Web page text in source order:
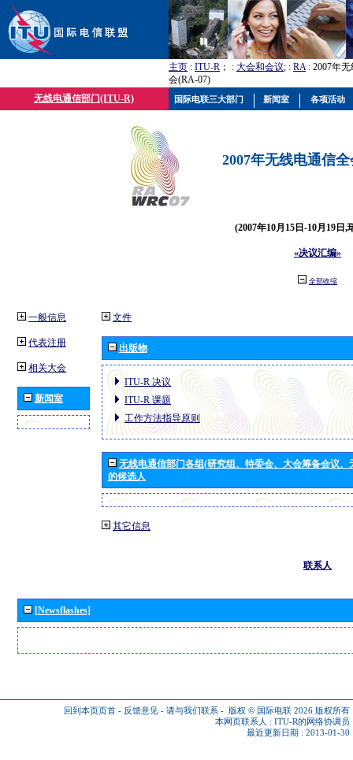
主页 : ITU-R ； : 大会和会议; : RA: 2007年
会(RA-07)
无线电通信部门(ITU-R)
2007年无线电通信
(2007年10月15日-10月19日,
«决议汇编»
全部收缩
一般信息
代表注册
相关大会
新闻室
文件
出版物
ITU-R 决议
ITU-R 课题
工作方法指导原则
无线电通信部门各组(研究组、特委会、大会筹备会议
的候选人
其它信息
联系人
[Newsflashes]
回到本页页首 - 反馈意见 - 请与我们联系 - 版权 © 国际电联 2026 版权所有
本网页联系人 : ITU-R的网络协调员
最近更新日期 : 2013-01-30
国际电联三大部门 新闻室 各项活动